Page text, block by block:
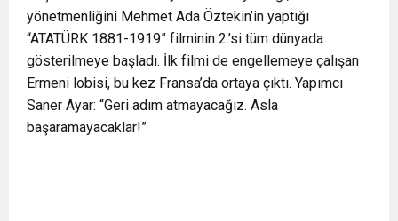
yönetmenliğini Mehmet Ada Öztekin’in yaptığı
“ATATÜRK 1881-1919” filminin 2.’si tüm dünyada
gösterilmeye başladı. İlk filmi de engellemeye çalışan
Ermeni lobisi, bu kez Fransa’da ortaya çıktı. Yapımcı
Saner Ayar: “Geri adım atmayacağız. Asla
başaramayacaklar!”